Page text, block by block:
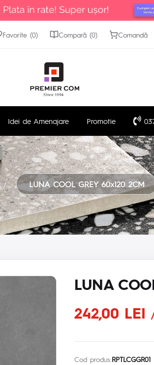
Favorite (0) Compară (0) Comandă
Idei de Amenajare Promotie
LUNA COOL GREY 60x120 2CM
LUNA
242,00 LEI
Cod produs:RPTLCGGR01